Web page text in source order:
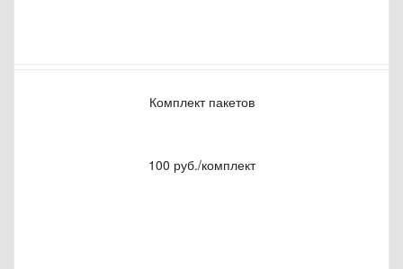
Комплект пакетов
100 руб./комплект